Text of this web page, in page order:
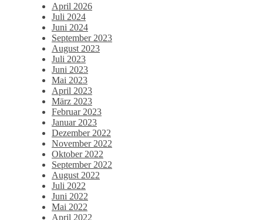
April 2026
Juli 2024
Juni 2024
September 2023
August 2023
Juli 2023
Juni 2023
Mai 2023
April 2023
März 2023
Februar 2023
Januar 2023
Dezember 2022
November 2022
Oktober 2022
September 2022
August 2022
Juli 2022
Juni 2022
Mai 2022
April 2022